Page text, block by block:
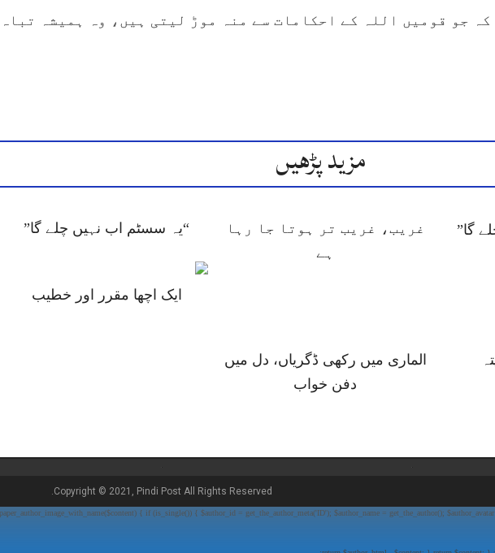
جو قومیں اللہ کے احکامات سے منہ موڑ لیتی ہیں، وہ ہمیشہ تباہ
مزید پڑھیں
گا”
غریب، غریب تر ہوتا جا رہا
ہے
“یہ سسٹم اب نہیں چلے گا”
ایک اچھا مقرر اور خطیب
الماری میں رکھی ڈگریاں، دل میں
دفن خواب
Copyright © 2021, Pindi Post All Rights Reserved.